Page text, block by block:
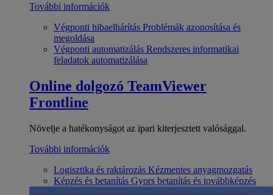
További információk
Végponti hibaelhárítás Problémák azonosítása és
megoldása
Végponti automatizálás Rendszeres informatikai
feladatok automatizálása
Online dolgozó TeamViewer
Frontline
Növelje a hatékonyságot az ipari kiterjesztett valósággal.
További információk
Logisztika és raktározás Kézmentes anyagmozgatás
Képzés és betanítás Gyors betanítás és továbbképzés